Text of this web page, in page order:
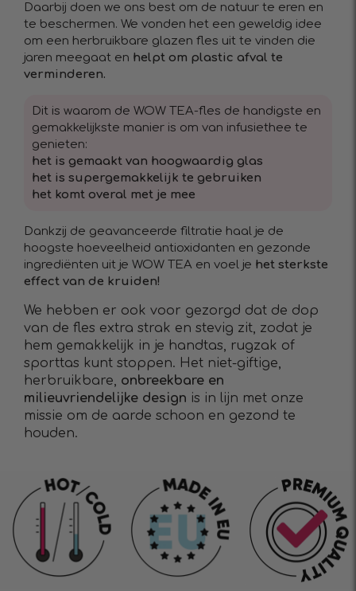
Daarbij doen we ons best om de natuur te eren en
te beschermen. We vonden het een geweldig idee
om een herbruikbare glazen fles uit te vinden die
jaren meegaat en helpt om plastic afval te
verminderen.
Dit is waarom de WOW TEA-fles de handigste en
gemakkelijkste manier is om van infusiethee te
genieten:
het is gemaakt van hoogwaardig glas
het is supergemakkelijk te gebruiken
het komt overal met je mee
Dankzij de geavanceerde filtratie haal je de
hoogste hoeveelheid antioxidanten en gezonde
ingrediënten uit je WOW TEA en voel je het sterkste
effect van de kruiden!
We hebben er ook voor gezorgd dat de dop
van de fles extra strak en stevig zit, zodat je
hem gemakkelijk in je handtas, rugzak of
sporttas kunt stoppen. Het niet-giftige,
herbruikbare, onbreekbare en
milieuvriendelijke design is in lijn met onze
missie om de aarde schoon en gezond te
houden.